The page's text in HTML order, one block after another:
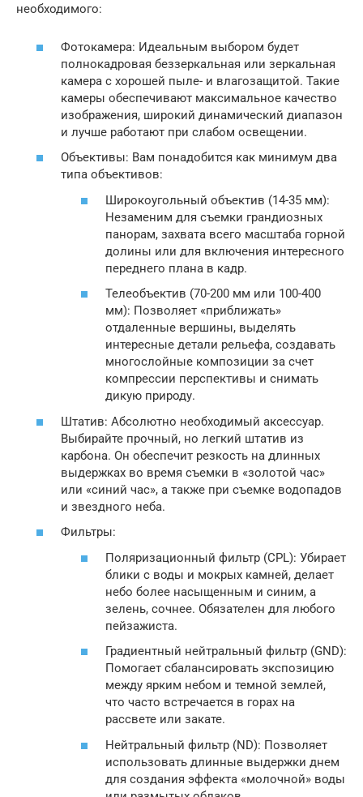
необходимого:
Фотокамера: Идеальным выбором будет
полнокадровая беззеркальная или зеркальная
камера с хорошей пыле- и влагозащитой. Такие
камеры обеспечивают максимальное качество
изображения, широкий динамический диапазон
и лучше работают при слабом освещении.
Объективы: Вам понадобится как минимум два
типа объективов:
Широкоугольный объектив (14-35 мм):
Незаменим для съемки грандиозных
панорам, захвата всего масштаба горной
долины или для включения интересного
переднего плана в кадр.
Телеобъектив (70-200 мм или 100-400
мм): Позволяет «приближать»
отдаленные вершины, выделять
интересные детали рельефа, создавать
многослойные композиции за счет
компрессии перспективы и снимать
дикую природу.
Штатив: Абсолютно необходимый аксессуар.
Выбирайте прочный, но легкий штатив из
карбона. Он обеспечит резкость на длинных
выдержках во время съемки в «золотой час»
или «синий час», а также при съемке водопадов
и звездного неба.
Фильтры:
Поляризационный фильтр (CPL): Убирает
блики с воды и мокрых камней, делает
небо более насыщенным и синим, а
зелень, сочнее. Обязателен для любого
пейзажиста.
Градиентный нейтральный фильтр (GND):
Помогает сбалансировать экспозицию
между ярким небом и темной землей,
что часто встречается в горах на
рассвете или закате.
Нейтральный фильтр (ND): Позволяет
использовать длинные выдержки днем
для создания эффекта «молочной» воды